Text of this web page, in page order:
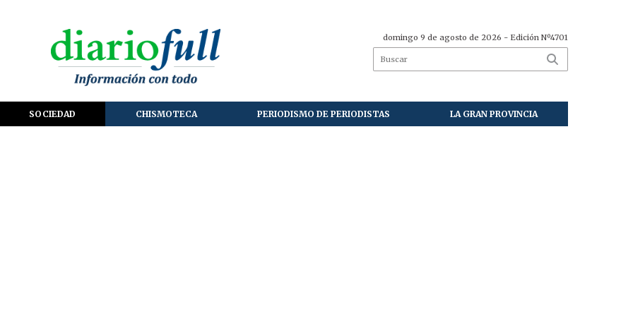
domingo 9 de agosto de 2026 - Edición Nº4701
SOCIEDAD CHISMOTECA PERIODISMO DE PERIODISTAS LA GRAN PROVINCIA